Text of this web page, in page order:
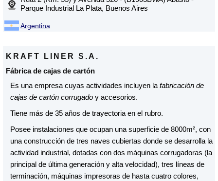
Parque Industrial La Plata, Buenos Aires
Argentina
KRAFT LINER S.A.
Fábrica de cajas de cartón
Es una empresa cuyas actividades incluyen la fabricación de
cajas de cartón corrugado y accesorios.
Tiene más de 35 años de trayectoria en el rubro.
Posee instalaciones que ocupan una superficie de 8000m², con
una construcción de tres naves cubiertas donde se desarrolla la
actividad industrial, dotadas con dos máquinas corrugadoras (la
principal de última generación y alta velocidad), tres líneas de
terminación, máquinas impresoras de hasta cuatro colores,